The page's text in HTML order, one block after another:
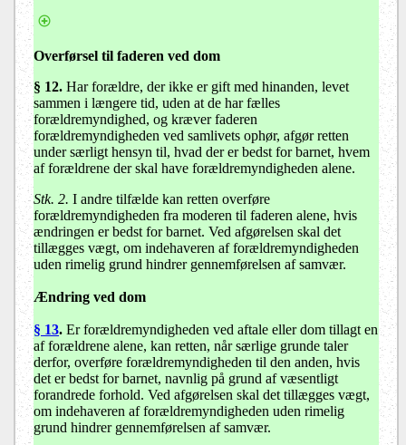
Overførsel til faderen ved dom
§ 12. Har forældre, der ikke er gift med hinanden, levet
sammen i længere tid, uden at de har fælles
forældremyndighed, og kræver faderen
forældremyndigheden ved samlivets ophør, afgør retten
under særligt hensyn til, hvad der er bedst for barnet, hvem
af forældrene der skal have forældremyndigheden alene.
Stk. 2. I andre tilfælde kan retten overføre
forældremyndigheden fra moderen til faderen alene, hvis
ændringen er bedst for barnet. Ved afgørelsen skal det
tillægges vægt, om indehaveren af forældremyndigheden
uden rimelig grund hindrer gennemførelsen af samvær.
Ændring ved dom
§ 13. Er forældremyndigheden ved aftale eller dom tillagt en
af forældrene alene, kan retten, når særlige grunde taler
derfor, overføre forældremyndigheden til den anden, hvis
det er bedst for barnet, navnlig på grund af væsentligt
forandrede forhold. Ved afgørelsen skal det tillægges vægt,
om indehaveren af forældremyndigheden uden rimelig
grund hindrer gennemførelsen af samvær.